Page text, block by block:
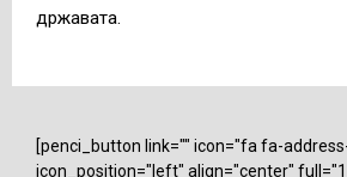
државата.
[penci_button link="" icon="fa fa-
icon_position="left" align="center"